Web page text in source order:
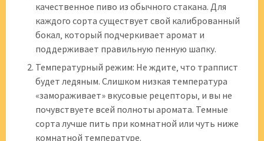
качественное пиво из обычного стакана. Для
каждого сорта существует свой калиброванный
бокал‚ который подчеркивает аромат и
поддерживает правильную пенную шапку.
Температурный режим: Не ждите‚ что траппист
будет ледяным. Слишком низкая температура
«замораживает» вкусовые рецепторы‚ и вы не
почувствуете всей полноты аромата. Темные
сорта лучше пить при комнатной или чуть ниже
комнатной температуре.